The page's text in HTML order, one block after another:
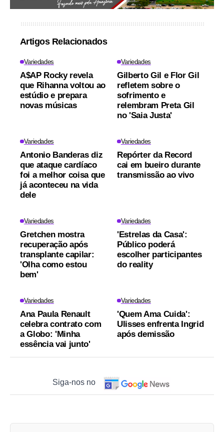
Artigos Relacionados
Variedades
A$AP Rocky revela
que Rihanna voltou ao
estúdio e prepara
novas músicas
Variedades
Gilberto Gil e Flor Gil
refletem sobre o
sofrimento e
relembram Preta Gil
no 'Saia Justa'
Variedades
Antonio Banderas diz
que ataque cardíaco
foi a melhor coisa que
já aconteceu na vida
dele
Variedades
Repórter da Record
cai em bueiro durante
transmissão ao vivo
Variedades
Gretchen mostra
recuperação após
transplante capilar:
'Olha como estou
bem'
Variedades
'Estrelas da Casa':
Público poderá
escolher participantes
do reality
Variedades
Ana Paula Renault
celebra contrato com
a Globo: 'Minha
essência vai junto'
Variedades
'Quem Ama Cuida':
Ulisses enfrenta Ingrid
após demissão
Siga-nos no